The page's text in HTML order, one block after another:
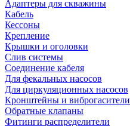
Адаптеры для скважины
Кабель
Кессоны
Крепление
Крышки и оголовки
Слив системы
Соединение кабеля
Для фекальных насосов
Для циркуляционных насосов
Кронштейны и виброгасители
Обратные клапаны
Фитинги распределители